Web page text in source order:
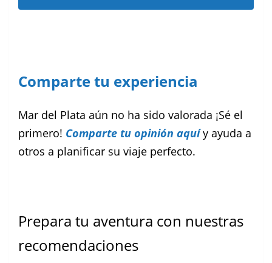
Comparte tu experiencia
Mar del Plata aún no ha sido valorada ¡Sé el
primero! Comparte tu opinión aquíy ayuda a
otros a planificar su viaje perfecto.
Prepara tu aventura con nuestras
recomendaciones